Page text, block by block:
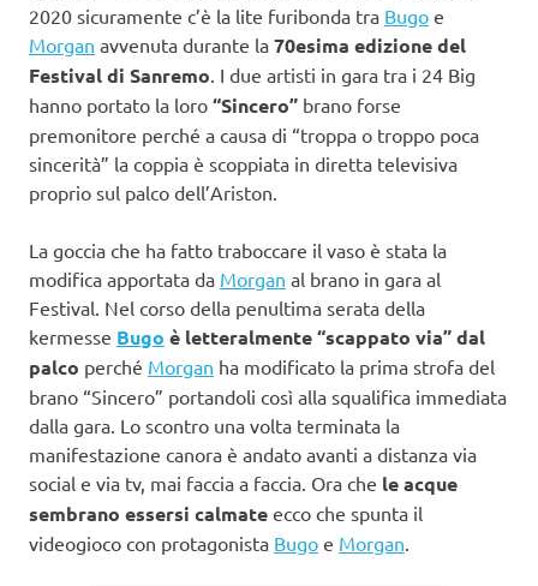
2020 sicuramente c’è la lite furibonda tra Bugo e
Morgan avvenuta durante la 70esima edizione del
Festival di Sanremo . I due artisti in gara tra i 24 Big
hanno portato la loro “Sincero” brano forse
premonitore perché a causa di “troppa o troppo poca
sincerità” la coppia è scoppiata in diretta televisiva
proprio sul palco dell’Ariston.
La goccia che ha fatto traboccare il vaso è stata la
modifica apportata da Morgan al brano in gara al
Festival. Nel corso della penultima serata della
kermesse Bugo è letteralmente “scappato via” dal
palco perché Morgan ha modificato la prima strofa del
brano “Sincero” portandoli così alla squalifica immediata
dalla gara. Lo scontro una volta terminata la
manifestazione canora è andato avanti a distanza via
social e via tv, mai faccia a faccia. Ora che le acque
sembrano essersi calmate ecco che spunta il
videogioco con protagonista Bugo e Morgan